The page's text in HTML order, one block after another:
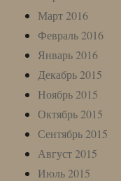
Март 2016
Февраль 2016
Январь 2016
Декабрь 2015
Ноябрь 2015
Октябрь 2015
Сентябрь 2015
Август 2015
Июль 2015